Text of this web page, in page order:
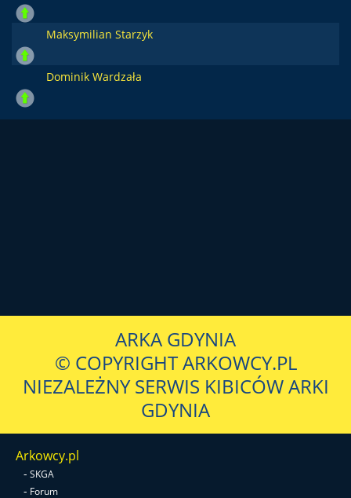
Maksymilian Starzyk
Dominik Wardzała
ARKA GDYNIA
© COPYRIGHT ARKOWCY.PL
NIEZALEŻNY SERWIS KIBICÓW ARKI
GDYNIA
Arkowcy.pl
- SKGA
- Forum